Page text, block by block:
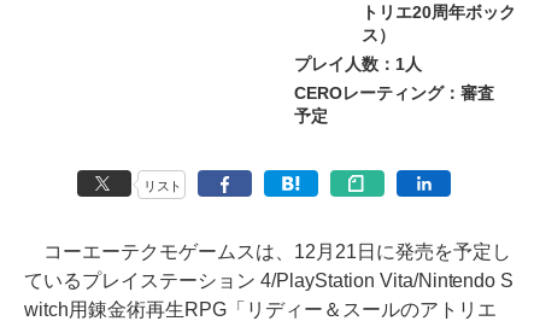
トリエ20周年ボック
ス）
プレイ人数：1人
CEROレーティング：審査
予定
リスト
コーエーテクモゲームスは、12月21日に発売を予定し
ているプレイステーション 4/PlayStation Vita/Nintendo S
witch用錬金術再生RPG「リディー＆スールのアトリエ